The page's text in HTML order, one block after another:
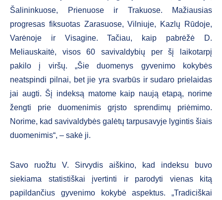
Šalininkuose, Prienuose ir Trakuose. Mažiausias
progresas fiksuotas Zarasuose, Vilniuje, Kazlų Rūdoje,
Varėnoje ir Visagine. Tačiau, kaip pabrėžė D.
Meliauskaitė, visos 60 savivaldybių per šį laikotarpį
pakilo į viršų. „Šie duomenys gyvenimo kokybės
neatspindi pilnai, bet jie yra svarbūs ir sudaro prielaidas
jai augti. Šį indeksą matome kaip naują etapą, norime
žengti prie duomenimis grįsto sprendimų priėmimo.
Norime, kad savivaldybės galėtų tarpusavyje lygintis šiais
duomenimis“, – sakė ji.
Savo ruožtu V. Sirvydis aiškino, kad indeksu buvo
siekiama statistiškai įvertinti ir parodyti vienas kitą
papildančius gyvenimo kokybė aspektus. „Tradiciškai